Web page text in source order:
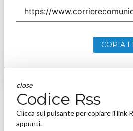
COPIA
close
Codice Rss
Clicca sul pulsante per copiare il link
appunti.